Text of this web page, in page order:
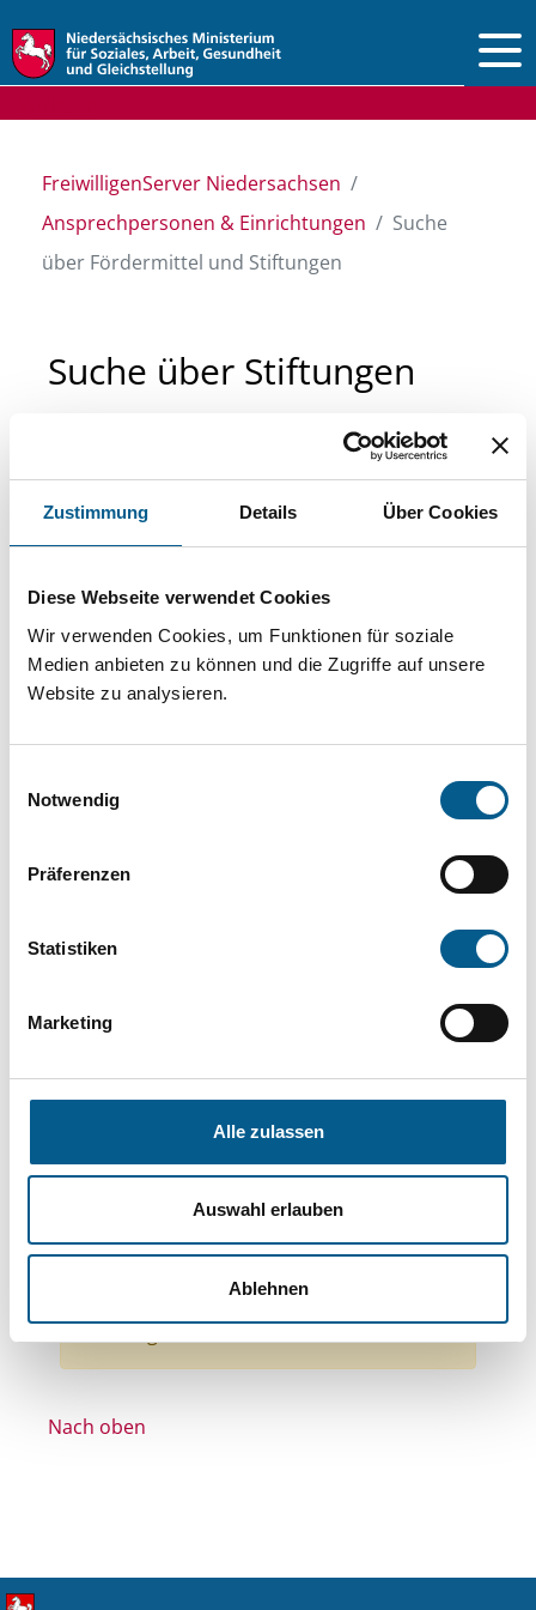
Zustimmung Details Über Cookies
Diese Webseite verwendet Cookies
Wir verwenden Cookies, um Funktionen für soziale
Medien anbieten zu können und die Zugriffe auf unsere
Website zu analysieren.
Notwendig
Präferenzen
Statistiken
Marketing
Alle zulassen
Auswahl erlauben
Ablehnen
FreiwilligenServer Niedersachsen
Ansprechpersonen & Einrichtungen
Suche
über Fördermittel und Stiftungen
Suche über Stiftungen
Sie suchen finanzielle Unterstützung für ein
Projekt oder ein Vorhaben? Hier können Sie
direkt über unsere Fördermitteldatenbank und
Stiftungsdatenbank recherchieren. Bei der
Suche bitte die Groß- und Kleinschreibung
beachten.
können durch die Wahl von Bereichen oder
Bereiche: Stiftungen
Themen: Kunst & Kultur
Themen: Tierschutz
Themen: Bildung und Erziehung
Themen: Denkmalschutz
Themen: Wissenschaft und Forschung
Nach oben